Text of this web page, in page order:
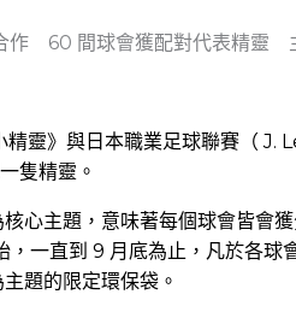
作 60 間球會獲配對代表精靈
靈》與日本職業足球聯賽（ J.
隻精靈。
心主題，意味著每個球會皆會
一直到 9 月底為止，凡於各球
題的限定環保袋。